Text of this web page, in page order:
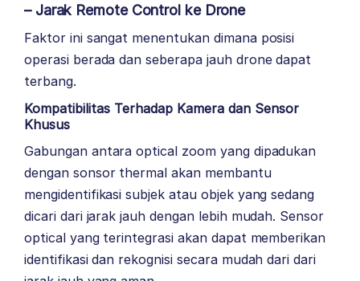
– Jarak Remote Control ke Drone
Faktor ini sangat menentukan dimana posisi
operasi berada dan seberapa jauh drone dapat
terbang.
Kompatibilitas Terhadap Kamera dan Sensor
Khusus
Gabungan antara optical zoom yang dipadukan
dengan sonsor thermal akan membantu
mengidentifikasi subjek atau objek yang sedang
dicari dari jarak jauh dengan lebih mudah. Sensor
optical yang terintegrasi akan dapat memberikan
identifikasi dan rekognisi secara mudah dari dari